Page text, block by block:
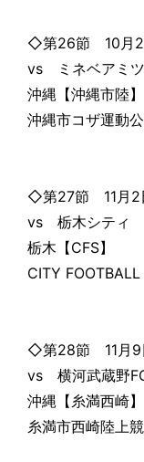
◇第26節 10月
vs ミネベアミ
沖縄【沖縄市陸】
沖縄市コザ運動
◇第27節 11月2
vs 栃木シティ
栃木【CFS】
CITY FOOTBALL
◇第28節 11月9
vs 横河武蔵野
沖縄【糸満西崎】
糸満市西崎陸上